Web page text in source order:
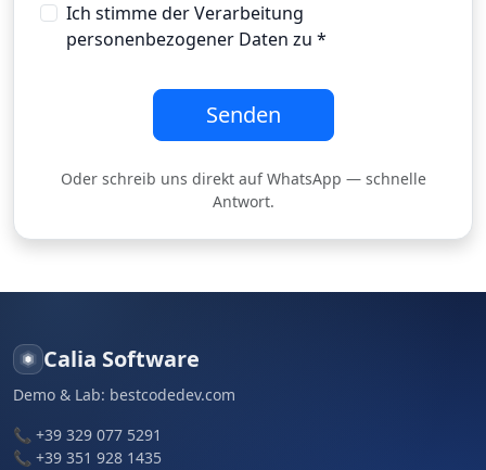
Ich stimme der Verarbeitung
personenbezogener Daten zu *
Senden
Oder schreib uns direkt auf WhatsApp — schnelle
Antwort.
Calia Software
Demo & Lab: bestcodedev.com
📞 +39 329 077 5291
📞 +39 351 928 1435